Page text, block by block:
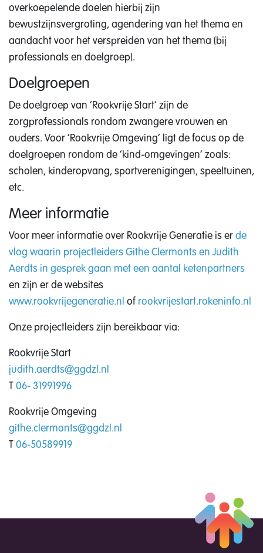
overkoepelende doelen hierbij zijn
bewustzijnsvergroting, agendering van het thema en
aandacht voor het verspreiden van het thema (bij
professionals en doelgroep).
Doelgroepen
De doelgroep van ‘Rookvrije Start’ zijn de
zorgprofessionals rondom zwangere vrouwen en
ouders. Voor ‘Rookvrije Omgeving’ ligt de focus op de
doelgroepen rondom de ‘kind-omgevingen’ zoals:
scholen, kinderopvang, sportverenigingen, speeltuinen,
etc.
Meer informatie
Voor meer informatie over Rookvrije Generatie is erde
vlog waarin projectleiders Githe Clermonts en Judith
Aerdts in gesprek gaan met een aantal ketenpartners
en zijn er de websites
www.rookvrijegeneratie.nl of rookvrijestart.rokeninfo.nl
Onze projectleiders zijn bereikbaar via:
Rookvrije Start
judith.aerdts@ggdzl.nl
T06- 31991996
Rookvrije Omgeving
githe.clermonts@ggdzl.nl
T06-50589919